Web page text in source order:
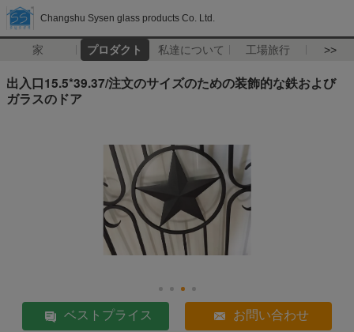
Changshu Sysen glass products Co. Ltd.
家 プロダクト 私達について 工場旅行 >>
出入口15.5*39.37/注文のサイズのための装飾的な鉄および
ガラスのドア
ベストプライス お問い合わせ